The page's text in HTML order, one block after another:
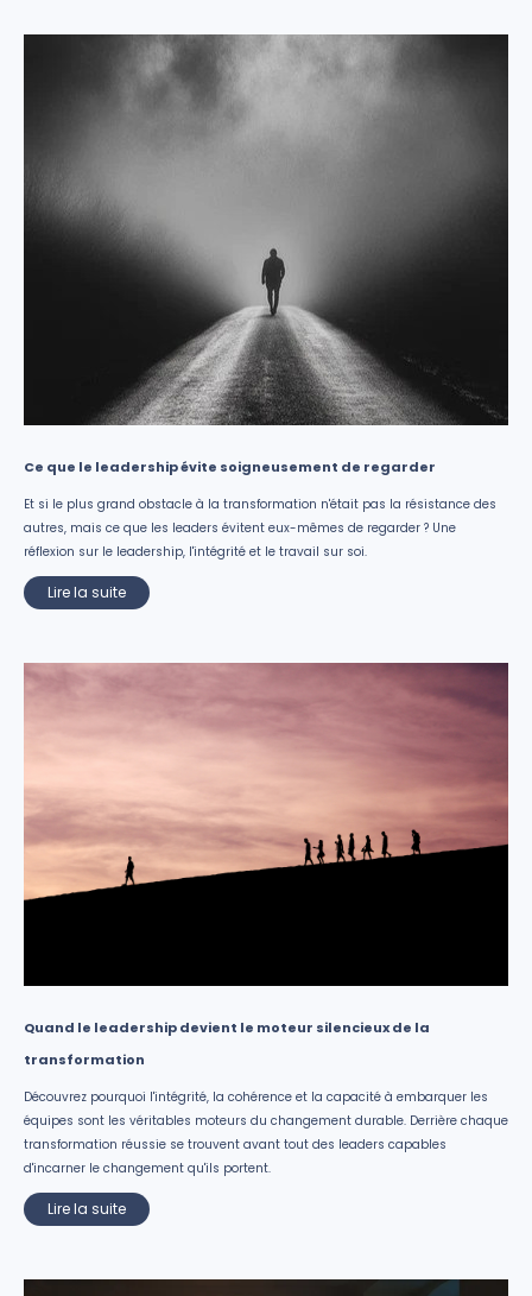
Ce que le leadership évite soigneusement de regarder
Et si le plus grand obstacle à la transformation n'était pas la résistance des
autres, mais ce que les leaders évitent eux-mêmes de regarder ? Une
réflexion sur le leadership, l'intégrité et le travail sur soi.
Lire la suite
Quand le leadership devient le moteur silencieux de la
transformation
Découvrez pourquoi l'intégrité, la cohérence et la capacité à embarquer les
équipes sont les véritables moteurs du changement durable. Derrière chaque
transformation réussie se trouvent avant tout des leaders capables
d'incarner le changement qu'ils portent.
Lire la suite